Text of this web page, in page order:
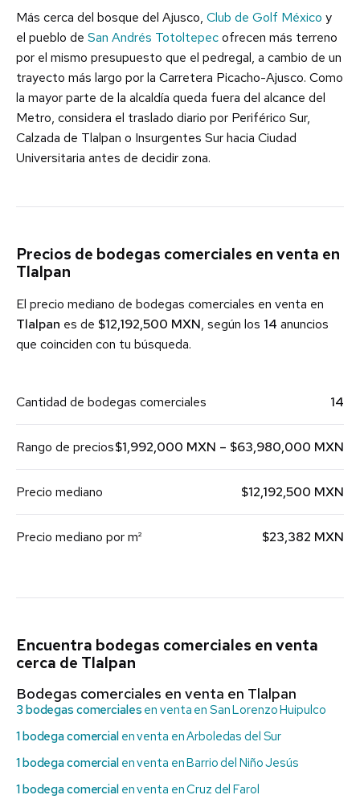
Más cerca del bosque del Ajusco, Club de Golf México y
el pueblo de San Andrés Totoltepecofrecen más terreno
por el mismo presupuesto que el pedregal, a cambio de un
trayecto más largo por la Carretera Picacho-Ajusco. Como
la mayor parte de la alcaldía queda fuera del alcance del
Metro, considera el traslado diario por Periférico Sur,
Calzada de Tlalpan o Insurgentes Sur hacia Ciudad
Universitaria antes de decidir zona.
Precios de bodegas comerciales en venta en
Tlalpan
El precio mediano de bodegas comerciales en venta en
Tlalpan es de $12,192,500 MXN, según los 14 anuncios
que coinciden con tu búsqueda.
Cantidad de bodegas comerciales 14
Rango de precios$1,992,000 MXN – $63,980,000 MXN
Precio mediano $12,192,500 MXN
Precio mediano por m² $23,382 MXN
Encuentra bodegas comerciales en venta
cerca de Tlalpan
Bodegas comerciales en venta en Tlalpan
3 bodegas comerciales en venta en San Lorenzo Huipulco
1 bodega comercialen venta en Arboledas del Sur
1 bodega comercialen venta en Barrio del Niño Jesús
1 bodega comercialen venta en Cruz del Farol